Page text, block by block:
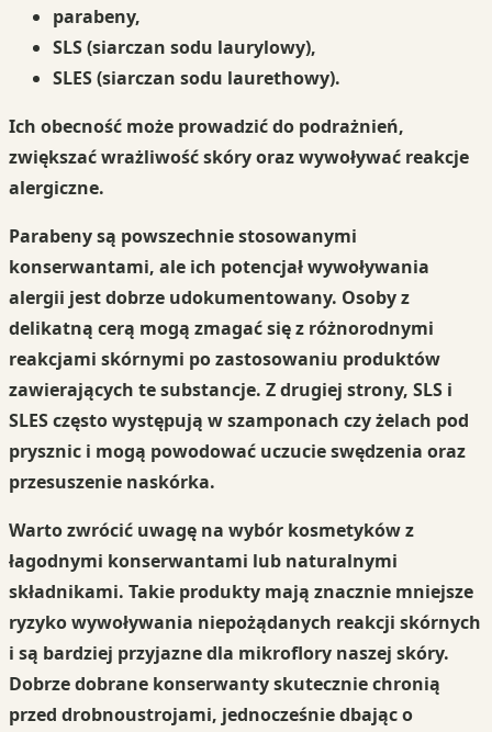
parabeny,
SLS (siarczan sodu laurylowy),
SLES (siarczan sodu laurethowy).
Ich obecność może prowadzić do podrażnień,
zwiększać wrażliwość skóry oraz wywoływać reakcje
alergiczne.
Parabenysą powszechnie stosowanymi
konserwantami, ale ich potencjał wywoływania
alergii jest dobrze udokumentowany. Osoby z
delikatną cerą mogą zmagać się z różnorodnymi
reakcjami skórnymi po zastosowaniu produktów
zawierających te substancje. Z drugiej strony, SLS i
SLESczęsto występują w szamponach czy żelach pod
prysznic i mogą powodować uczucie swędzenia oraz
przesuszenie naskórka.
Warto zwrócić uwagę na wybór kosmetyków z
łagodnymi konserwantami lub naturalnymi
składnikami. Takie produkty mają znacznie mniejsze
ryzyko wywoływania niepożądanych reakcji skórnych
i są bardziej przyjazne dla mikroflory naszej skóry.
Dobrze dobrane konserwanty skutecznie chronią
przed drobnoustrojami, jednocześnie dbając o